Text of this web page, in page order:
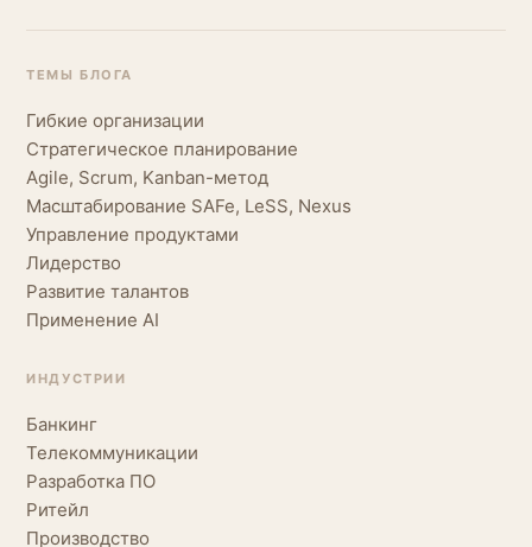
ТЕМЫ БЛОГА
Гибкие организации
Стратегическое планирование
Agile, Scrum, Kanban-метод
Масштабирование SAFe, LeSS, Nexus
Управление продуктами
Лидерство
Развитие талантов
Применение AI
ИНДУСТРИИ
Банкинг
Телекоммуникации
Разработка ПО
Ритейл
Производство